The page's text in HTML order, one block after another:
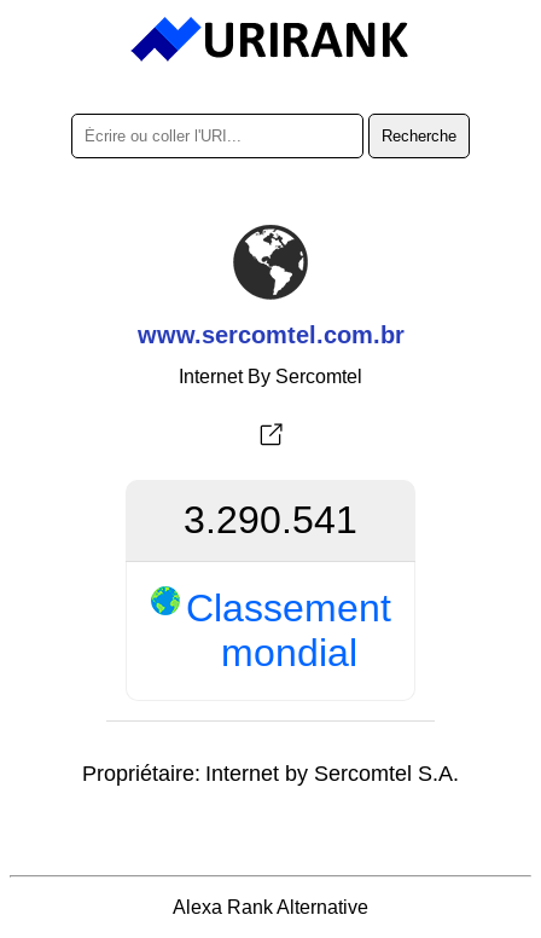
www.sercomtel.com.br
Internet By Sercomtel
3.290.541
Classement
mondial
Propriétaire: Internet by Sercomtel S.A.
Alexa Rank Alternative